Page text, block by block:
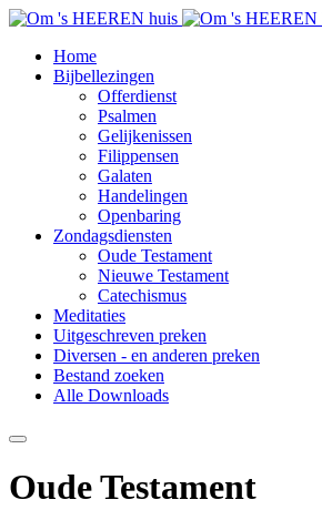
Home
Bijbellezingen
Offerdienst
Psalmen
Gelijkenissen
Filippensen
Galaten
Handelingen
Openbaring
Zondagsdiensten
Oude Testament
Nieuwe Testament
Catechismus
Meditaties
Uitgeschreven preken
Diversen - en anderen preken
Bestand zoeken
Alle Downloads
Oude Testament